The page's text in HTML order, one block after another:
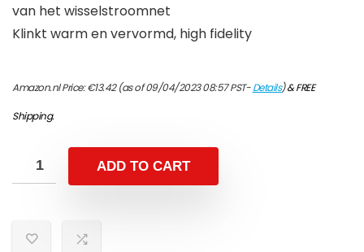
van het wisselstroomnet
Klinkt warm en vervormd, high fidelity
Amazon.nl Price:€13.42(as of 09/04/2023 08:57 PST-Details)&FREE
Shipping.
ADD TO CART